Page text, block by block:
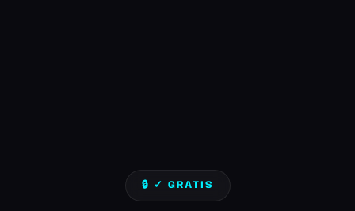
🔒 ✓ GRATIS